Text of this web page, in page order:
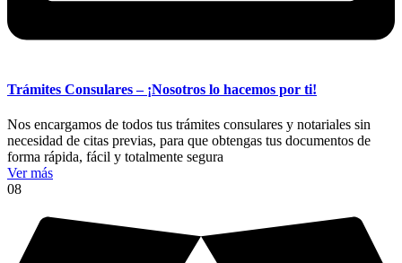
Trámites Consulares – ¡Nosotros lo hacemos por ti!
Nos encargamos de todos tus trámites consulares y notariales sin
necesidad de citas previas, para que obtengas tus documentos de
forma rápida, fácil y totalmente segura
Ver más
08